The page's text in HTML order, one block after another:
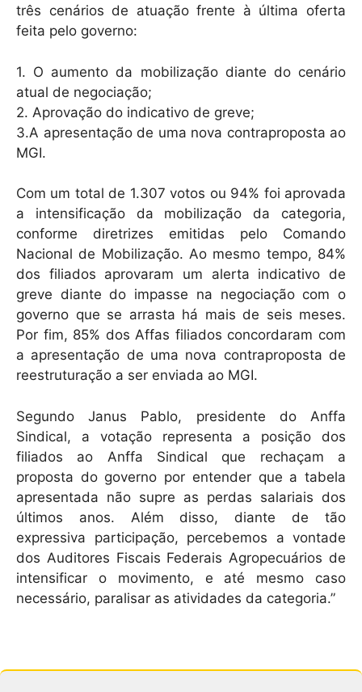
três cenários de atuação frente à última oferta
feita pelo governo:
1. O aumento da mobilização diante do cenário
atual de negociação;
2. Aprovação do indicativo de greve;
3.A apresentação de uma nova contraproposta ao
MGI.
Com um total de 1.307 votos ou 94% foi aprovada
a intensificação da mobilização da categoria,
conforme diretrizes emitidas pelo Comando
Nacional de Mobilização. Ao mesmo tempo, 84%
dos filiados aprovaram um alerta indicativo de
greve diante do impasse na negociação com o
governo que se arrasta há mais de seis meses.
Por fim, 85% dos Affas filiados concordaram com
a apresentação de uma nova contraproposta de
reestruturação a ser enviada ao MGI.
Segundo Janus Pablo, presidente do Anffa
Sindical, a votação representa a posição dos
filiados ao Anffa Sindical que rechaçam a
proposta do governo por entender que a tabela
apresentada não supre as perdas salariais dos
últimos anos. Além disso, diante de tão
expressiva participação, percebemos a vontade
dos Auditores Fiscais Federais Agropecuários de
intensificar o movimento, e até mesmo caso
necessário, paralisar as atividades da categoria.”